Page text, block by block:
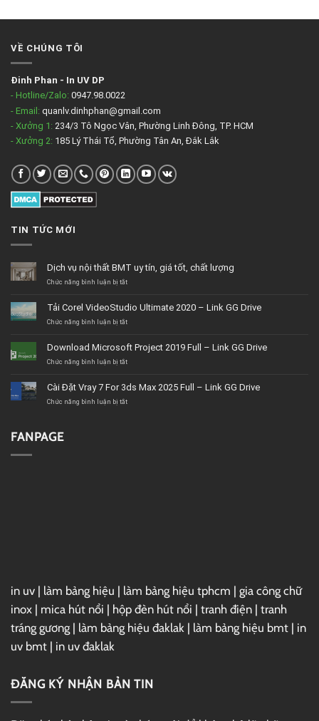
VỀ CHÚNG TÔI
Đinh Phan - In UV DP
- Hotline/Zalo: 0947.98.0022
- Email: quanlv.dinhphan@gmail.com
- Xưởng 1: 234/3 Tô Ngọc Vân, Phường Linh Đông, TP. HCM
- Xưởng 2: 185 Lý Thái Tổ, Phường Tân An, Đắk Lắk
TIN TỨC MỚI
Dịch vụ nội thất BMT uy tín, giá tốt, chất lượng
Chức năng bình luận bị tắtở
nội
thất
tín,
giá
lượng
Tải Corel VideoStudio Ultimate 2020 – Link GG Drive
Chức năng bình luận bị tắtở
VideoStudio
Ultimate
Link
GG
Download Microsoft Project 2019 Full – Link GG Drive
Chức năng bình luận bị tắtở
Project
2019
Cài Đặt Vray 7 For 3ds Max 2025 Full – Link GG Drive
Chức năng bình luận bị tắtở
FANPAGE
in uv | làm bảng hiệu | làm bảng hiệu tphcm | gia công chữ
inox | mica hút nổi | hộp đèn hút nổi | tranh điện | tranh
tráng gương | làm bảng hiệu đaklak | làm bảng hiệu bmt | in
uv bmt | in uv đaklak
ĐĂNG KÝ NHẬN BẢN TIN